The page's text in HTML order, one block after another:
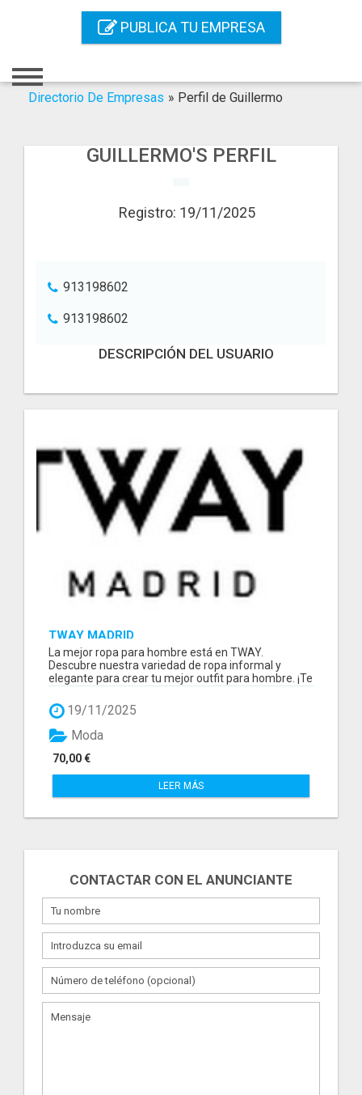
PUBLICA TU EMPRESA
Registro
Servicios Online
Servicios SEO
Buscar
Directorio De Empresas » Perfil de Guillermo
GUILLERMO'S PERFIL
Registro: 19/11/2025
913198602
913198602
DESCRIPCIÓN DEL USUARIO
TWAY MADRID
La mejor ropa para hombre está en TWAY.
Descubre nuestra variedad de ropa informal y
elegante para crear tu mejor outfit para hombre. ¡Te
19/11/2025
70,00 €
Moda
LEER MÁS
CONTACTAR CON EL ANUNCIANTE